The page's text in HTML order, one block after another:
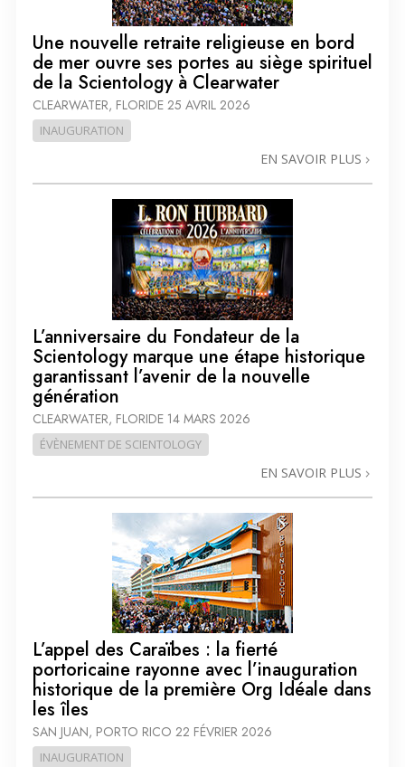
Une nouvelle retraite religieuse en bord
de mer ouvre ses portes au siège spirituel
de la Scientology à Clearwater
CLEARWATER, FLORIDE 25 AVRIL 2026
INAUGURATION
EN SAVOIR PLUS
L’anniversaire du Fondateur de la
Scientology marque une étape historique
garantissant l’avenir de la nouvelle
génération
CLEARWATER, FLORIDE 14 MARS 2026
ÉVÈNEMENT DE SCIENTOLOGY
EN SAVOIR PLUS
L’appel des Caraïbes : la fierté
portoricaine rayonne avec l’inauguration
historique de la première Org Idéale dans
les îles
SAN JUAN, PORTO RICO 22 FÉVRIER 2026
INAUGURATION